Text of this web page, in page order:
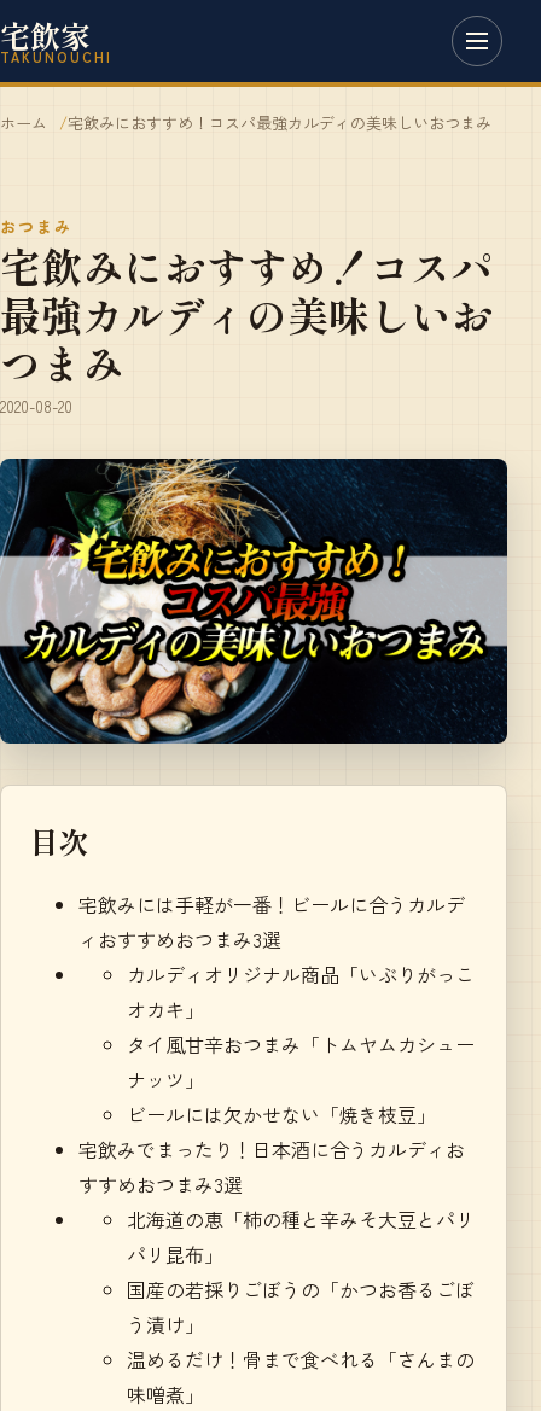
宅飲家
TAKUNOUCHI
ホーム 宅飲みにおすすめ！コスパ最強カルディの美味しいおつまみ
おつまみ
宅飲みにおすすめ！コスパ
最強カルディの美味しいお
つまみ
2020-08-20
目次
宅飲みには手軽が一番！ビールに合うカルデ
ィおすすめおつまみ3選
カルディオリジナル商品「いぶりがっこ
オカキ」
タイ風甘辛おつまみ「トムヤムカシュー
ナッツ」
ビールには欠かせない「焼き枝豆」
宅飲みでまったり！日本酒に合うカルディお
すすめおつまみ3選
北海道の恵「柿の種と辛みそ大豆とパリ
パリ昆布」
国産の若採りごぼうの「かつお香るごぼ
う漬け」
温めるだけ！骨まで食べれる「さんまの
味噌煮」